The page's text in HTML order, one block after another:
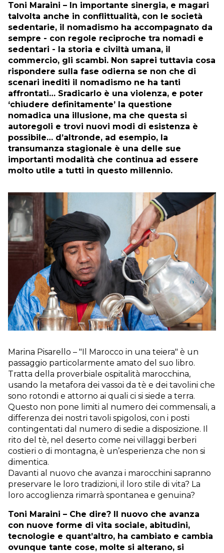
Toni Maraini – In importante sinergia, e magari
talvolta anche in conflittualità, con le società
sedentarie, il nomadismo ha accompagnato da
sempre - con regole reciproche tra nomadi e
sedentari - la storia e civiltà umana, il
commercio, gli scambi. Non saprei tuttavia cosa
rispondere sulla fase odierna se non che di
scenari inediti il nomadismo ne ha tanti
affrontati… Sradicarlo è una violenza, e poter
‘chiudere definitamente’ la questione
nomadica una illusione, ma che questa si
autoregoli e trovi nuovi modi di esistenza è
possibile… d’altronde, ad esempio, la
transumanza stagionale è una delle sue
importanti modalità che continua ad essere
molto utile a tutti in questo millennio.
Marina Pisarello – "Il Marocco in una teiera" è un
passaggio particolarmente amato del suo libro.
Tratta della proverbiale ospitalità marocchina,
usando la metafora dei vassoi da tè e dei tavolini che
sono rotondi e attorno ai quali ci si siede a terra.
Questo non pone limiti al numero dei commensali, a
differenza dei nostri tavoli spigolosi, con i posti
contingentati dal numero di sedie a disposizione. Il
rito del tè, nel deserto come nei villaggi berberi
costieri o di montagna, è un’esperienza che non si
dimentica.
Davanti al nuovo che avanza i marocchini sapranno
preservare le loro tradizioni, il loro stile di vita? La
loro accoglienza rimarrà spontanea e genuina?
Toni Maraini – Che dire? Il nuovo che avanza
con nuove forme di vita sociale, abitudini,
tecnologie e quant’altro, ha cambiato e cambia
ovunque tante cose, molte si alterano, si